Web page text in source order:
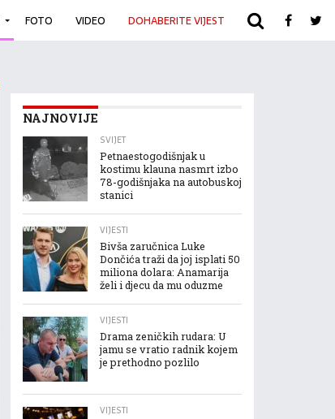
FOTO VIDEO DOHABERITE VIJEST ARHIVA
NAJNOVIJE
SVIJET
Petnaestogodišnjak u
kostimu klauna nasmrt izbo
78-godišnjaka na autobuskoj
stanici
VIJESTI
Bivša zaručnica Luke
Dončića traži da joj isplati 50
miliona dolara: Anamarija
želi i djecu da mu oduzme
VIJESTI
Drama zeničkih rudara: U
jamu se vratio radnik kojem
je prethodno pozlilo
VIJESTI